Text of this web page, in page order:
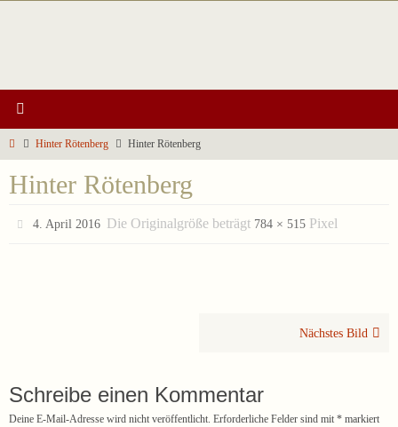
StartHinter Rötenberg Hinter Rötenberg
Hinter Rötenberg
4. April 2016 Die Originalgröße beträgt 784 × 515 Pixel
Nächstes Bild
Schreibe einen Kommentar
Deine E-Mail-Adresse wird nicht veröffentlicht. Erforderliche Felder sind mit * markiert